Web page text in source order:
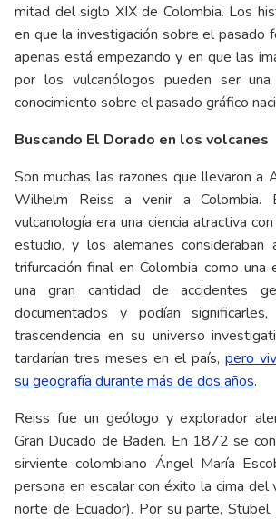
mitad del siglo XIX de Colombia. Los
en que la investigación sobre el pasado
apenas está empezando y en que las
por los vulcanólogos pueden ser
conocimiento sobre el pasado gráfico
Buscando El Dorado en los volcanes
Son muchas las razones que llevaron a
Wilhelm Reiss a venir a Colombia.
vulcanología era una ciencia atractiva
estudio, y los alemanes
trifurcación final en Colombia como una
una gran cantidad de accidentes
documentados y podían
trascendencia en su universo
tardarían tres meses en el país, pero
su geografía durante más de dos años.
Reiss fue un geólogo y explorador
Gran Ducado de Baden. En 1872 se
sirviente colombiano Ángel María
persona en escalar con éxito la cima del
norte de Ecuador). Por su parte,